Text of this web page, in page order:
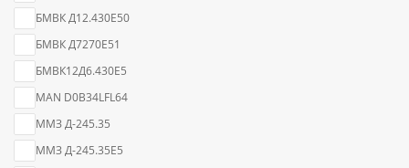
БМВК Д12.430E50
БМВК Д7270Е51
БМВК12Д6.430Е5
МAN D0B34LFL64
ММЗ Д-245.35
ММЗ Д-245.35Е5